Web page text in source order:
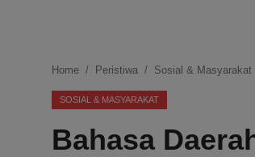
Ekonomi
Internasional
Home Peristiwa Sosial & Masyarakat
SOSIAL & MASYARAKAT
Bahasa